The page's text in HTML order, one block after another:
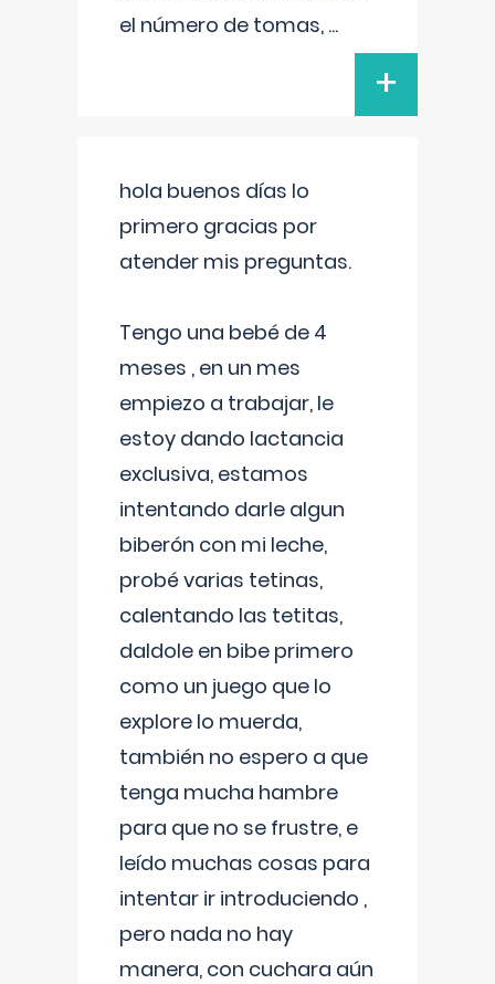
el número de tomas, ...
+
hola buenos días lo
primero gracias por
atender mis preguntas.
Tengo una bebé de 4
meses , en un mes
empiezo a trabajar, le
estoy dando lactancia
exclusiva, estamos
intentando darle algun
biberón con mi leche,
probé varias tetinas,
calentando las tetitas,
daldole en bibe primero
como un juego que lo
explore lo muerda,
también no espero a que
tenga mucha hambre
para que no se frustre, e
leído muchas cosas para
intentar ir introduciendo ,
pero nada no hay
manera, con cuchara aún